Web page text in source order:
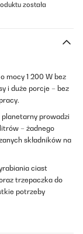
została
mocy 1 200 W bez
i duże porcje – bez
planetarny prowadzi
– żadnego
składników na
ciast
trzepaczka do
potrzeby